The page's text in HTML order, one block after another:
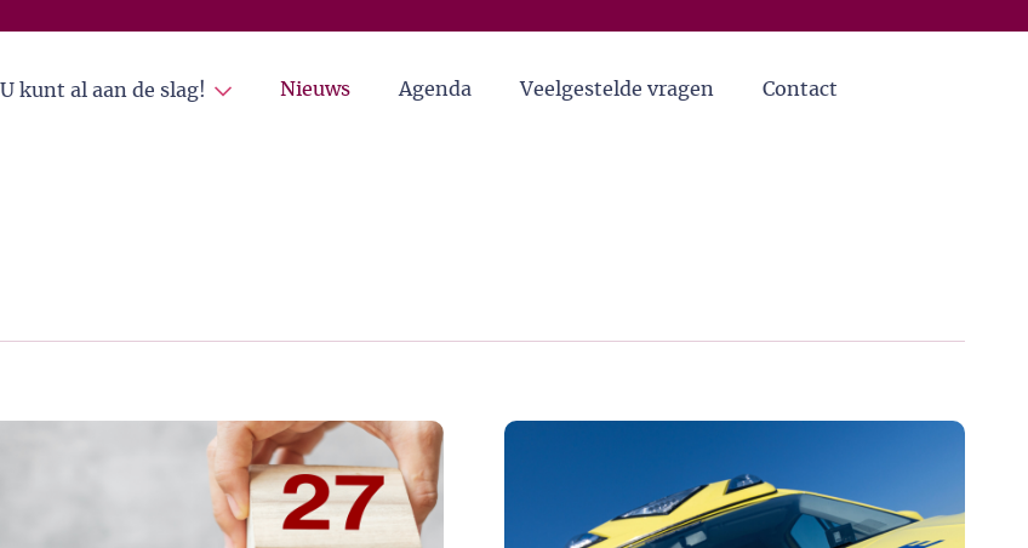
U kunt al aan de slag! Nieuws Agenda Veelgestelde vragen Contact